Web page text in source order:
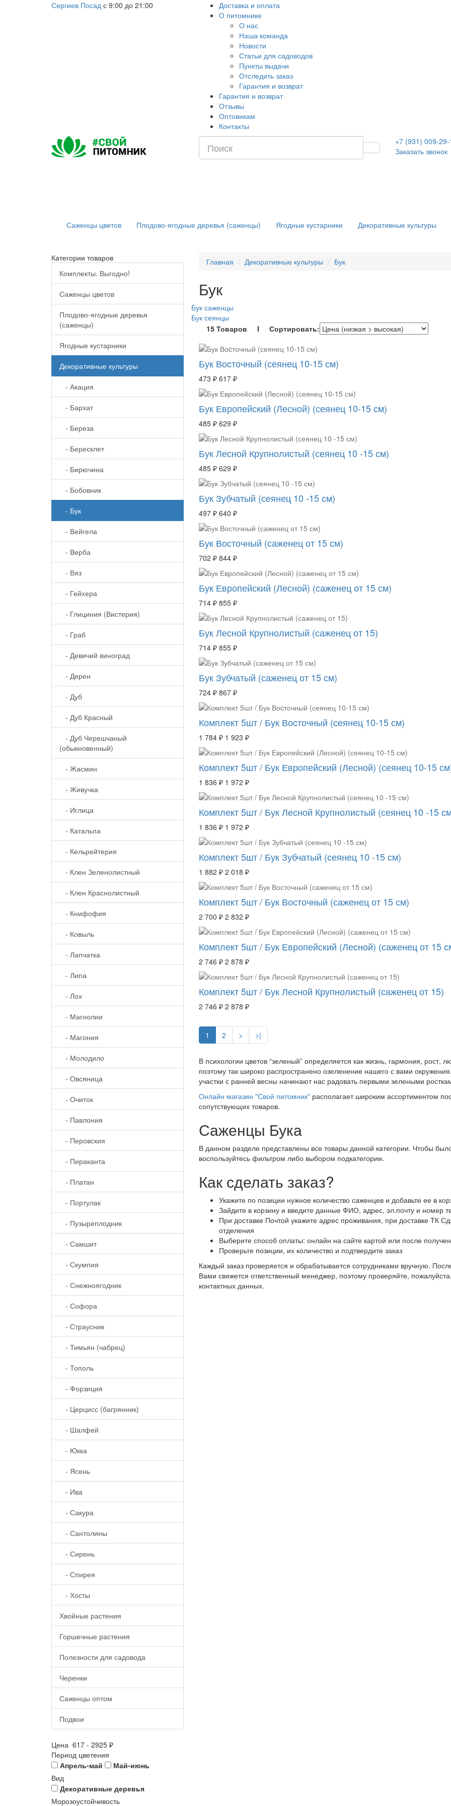
Сергиев Посад с 9:00 до 21:00
Доставка и оплата
О питомнике
О нас
Наша команда
Новости
Статьи для садоводов
Пункты выдачи
Отследить заказ
Гарантия и возврат
Гарантия и возврат
Отзывы
Оптовикам
Контакты
+7 (931) 009-
Заказать звонок
Саженцы цветов Плодово-ягодные деревья (саженцы) Ягодные кустарники Декоративные культуры
Категории товаров
Комплекты. Выгодно!
Саженцы цветов
Плодово-ягодные деревья
(саженцы)
Ягодные кустарники
Декоративные культуры
- Акация
- Бархат
- Береза
- Бересклет
- Бирючина
- Бобовник
- Бук
- Вейгела
- Верба
- Вяз
- Гейхера
- Глициния (Вистерия)
- Граб
- Девичий виноград
- Дерен
- Дуб
- Дуб Красный
- Дуб Черешчаный
(обыкновенный)
- Жасмин
- Живучка
- Иглица
- Катальпа
- Кельрейтерия
- Клен Зеленолистный
- Клен Краснолистный
- Книфофия
- Ковыль
- Лапчатка
- Липа
- Лох
- Магнолии
- Магония
- Молодило
- Овсяница
- Очиток
- Павлония
- Перовския
- Пираканта
- Платан
- Портулак
- Пузыреплодник
- Самшит
- Скумпия
- Снежноягодник
- Софора
- Страусник
- Тимьян (чабрец)
- Тополь
- Форзиция
- Церцисс (багрянник)
- Шалфей
- Юкка
- Ясень
- Ива
- Сакура
- Сантолины
- Сирень
- Спирея
- Хосты
Хвойные растения
Горшечные растения
Полезности для садовода
Черенки
Саженцы оптом
Подвои
Цена 617 - 2925 ₽
Период цветения
Апрель-май
Май-июнь
Вид
Декоративные деревья
Морозоустойчивость
Главная Декоративные культуры Бук
Бук
Бук саженцы
Бук сеянцы
15 Товаров I Сортировать:
Бук Воcточный (сеянец 10-15 см)
473 ₽ 617 ₽
Бук Европейский (Лесной) (сеянец 10-15 см)
485 ₽ 629 ₽
Бук Лесной Крупнолистый (сеянец 10 -15 см)
485 ₽ 629 ₽
Бук Зубчатый (сеянец 10 -15 см)
497 ₽ 640 ₽
Бук Восточный (саженец от 15 см)
702 ₽ 844 ₽
Бук Европейский (Лесной) (саженец от 15 см)
714 ₽ 855 ₽
Бук Лесной Крупнолистый (саженец от 15)
714 ₽ 855 ₽
Бук Зубчатый (саженец от 15 см)
724 ₽ 867 ₽
Комплект 5шт / Бук Воcточный (сеянец 10-15 см)
1 784 ₽ 1 923 ₽
Комплект 5шт / Бук Европейский (Лесной) (сеянец 10-15
1 836 ₽ 1 972 ₽
Комплект 5шт / Бук Лесной Крупнолистый (сеянец 10 -15
1 836 ₽ 1 972 ₽
Комплект 5шт / Бук Зубчатый (сеянец 10 -15 см)
1 882 ₽ 2 018 ₽
Комплект 5шт / Бук Восточный (саженец от 15 см)
2 700 ₽ 2 832 ₽
Комплект 5шт / Бук Европейский (Лесной) (саженец от 15
2 746 ₽ 2 878 ₽
Комплект 5шт / Бук Лесной Крупнолистый (саженец от 15)
2 746 ₽ 2 878 ₽
1 2 > >|
В психологии цветов “зеленый” определяется как жизнь, гармония, рост,
поэтому так широко распространено озеленение нашего с вами
участки с ранней весны начинают нас радовать первыми зелеными
Онлайн магазин "Свой питомник"располагает широким ассортиментом
сопутствующих товаров.
Саженцы Бука
В данном разделе представлены все товары данной категории. Чтобы
воспользуйтесь фильтром либо выбором подкатегории.
Как сделать заказ?
Укажите по позиции нужное количество саженцев и добавьте ее в
Зайдите в корзину и введите данные ФИО, адрес, эл.почту и номер
При доставке Почтой укажите адрес проживания, при доставке ТК
отделения
Выберите способ оплаты: онлайн на сайте картой или после
Проверьте позиции, их количество и подтвердите заказ
Каждый заказ проверяется и обрабатывается сотрудниками вручную.
Вами свяжется ответственный менеджер, поэтому проверяйте,
контактных данных.